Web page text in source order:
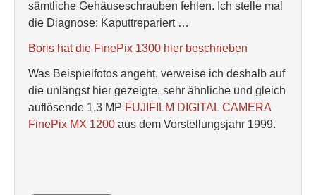
sämtliche Gehäuseschrauben fehlen. Ich stelle mal
die Diagnose: Kaputtrepariert …
Boris hat die FinePix 1300 hier beschrieben
Was Beispielfotos angeht, verweise ich deshalb auf
die unlängst hier gezeigte, sehr ähnliche und gleich
auflösende 1,3 MP FUJIFILM DIGITAL CAMERA
FinePix MX 1200 aus dem Vorstellungsjahr 1999.